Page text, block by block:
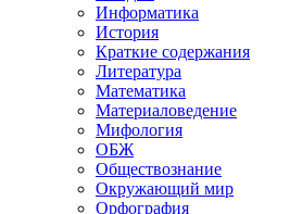
Информатика
История
Краткие содержания
Литература
Математика
Материаловедение
Мифология
ОБЖ
Обществознание
Окружающий мир
Орфография